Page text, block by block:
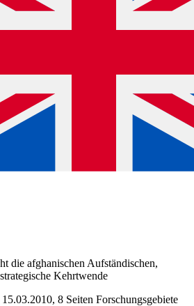
die afghanischen Aufständischen,
Kehrtwende
8 Seiten Forschungsgebiete